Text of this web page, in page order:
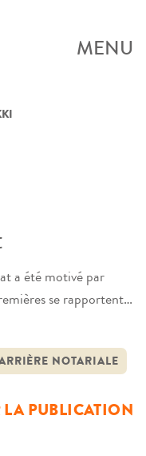
MENU
a été motivé par
se rapportent à
l’Etat, les pressions
ont amené à
le système
NOTARIALE
PUBLICATION